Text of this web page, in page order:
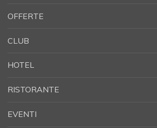
OFFERTE
CLUB
HOTEL
RISTORANTE
EVENTI